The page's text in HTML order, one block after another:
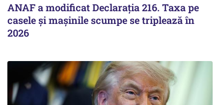
ANAF a modificat Declarația 216. Taxa pe
casele și mașinile scumpe se triplează în
2026